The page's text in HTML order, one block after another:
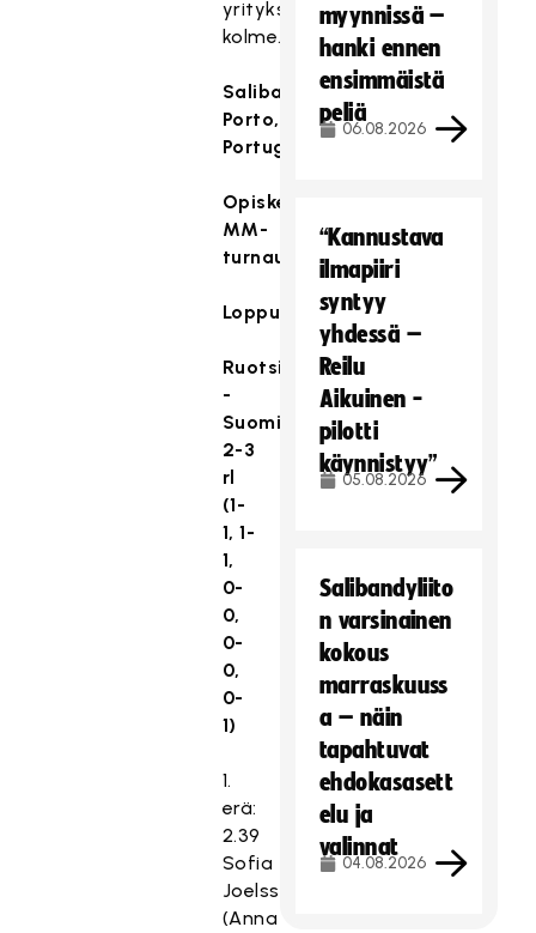
yrityksestä
kolme.
Salibandya,
Porto,
Portugali
Opiskelijoiden
MM-
turnaus
Loppuottelu
Ruotsi
-
Suomi
2-3
rl
(1-
1, 1-
1,
0-
0,
0-
0,
0-
1)
1.
erä:
2.39
Sofia
Joelsson
(Anna
myynnissä –
hanki ennen
ensimmäistä
peliä
06.08.2026
“Kannustava
ilmapiiri
syntyy
yhdessä –
Reilu
Aikuinen -
pilotti
käynnistyy”
05.08.2026
Salibandyliito
n varsinainen
kokous
marraskuuss
a – näin
tapahtuvat
ehdokasasett
elu ja
valinnat
04.08.2026